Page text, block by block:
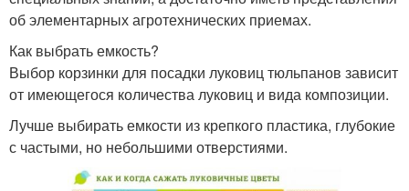
об элементарных агротехнических приемах.
Как выбрать емкость?
Выбор корзинки для посадки луковиц тюльпанов зависит
от имеющегося количества луковиц и вида композиции.
Лучше выбирать емкости из крепкого пластика, глубокие
с частыми, но небольшими отверстиями.